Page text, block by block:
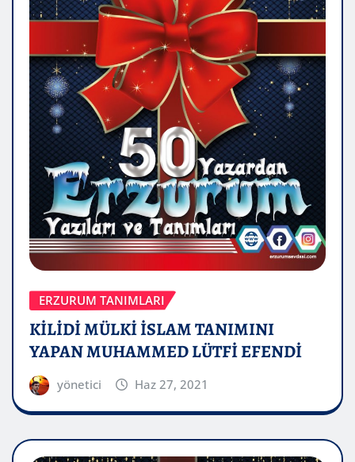
ERZURUM TANIMLARI
KİLİDİ MÜLKİ İSLAM TANIMINI
YAPAN MUHAMMED LÜTFİ EFENDİ
yönetici Haz 27, 2021